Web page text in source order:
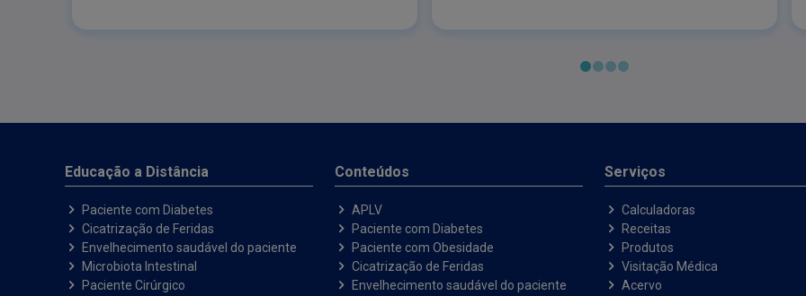
Educação a Distância
Paciente com Diabetes
Cicatrização de Feridas
Envelhecimento saudável do paciente
Microbiota Intestinal
Paciente Cirúrgico
Conteúdos
APLV
Paciente com Diabetes
Paciente com Obesidade
Cicatrização de Feridas
Envelhecimento saudável do paciente
Serviços
Calculadoras
Receitas
Produtos
Visitação Médica
Acervo